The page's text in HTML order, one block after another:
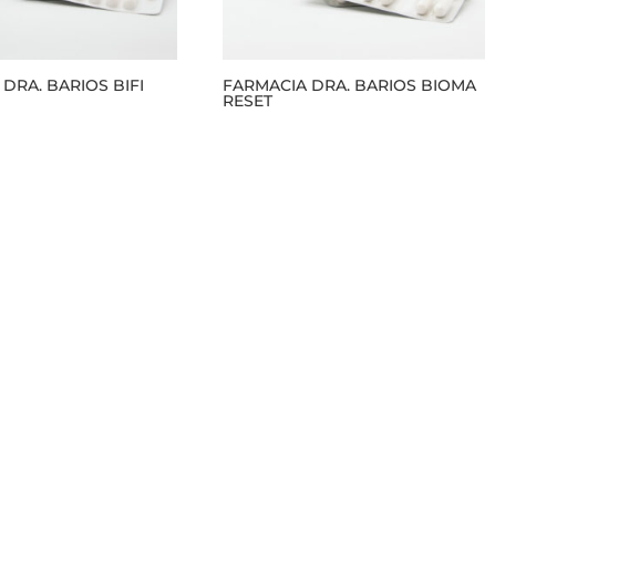
BARIOS BIFI FARMACIA DRA. BARIOS BIOMA
RESET